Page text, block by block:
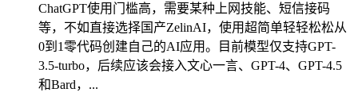
ChatGPT使用门槛高，需要某种上网技能、短信接码
等，不如直接选择国产ZelinAI，使用超简单轻轻松松从
0到1零代码创建自己的AI应用。目前模型仅支持GPT-
3.5-turbo，后续应该会接入文心一言、GPT-4、GPT-4.5
和Bard，...